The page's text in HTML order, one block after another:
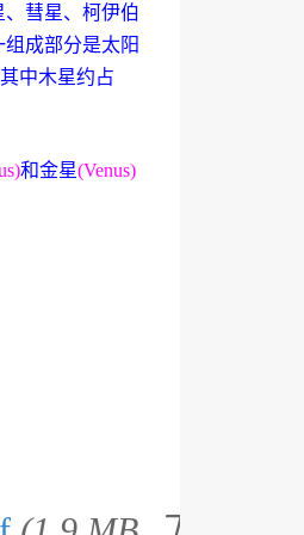
彗星、柯伊伯
成部分是太阳
中木星约占
和金星(Venus)